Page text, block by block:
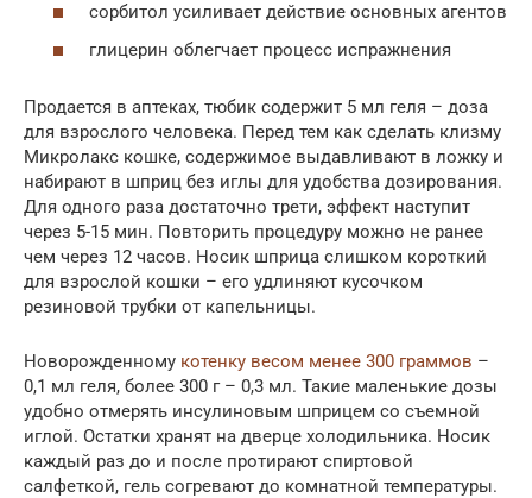
сорбитол усиливает действие основных агентов
глицерин облегчает процесс испражнения
Продается в аптеках, тюбик содержит 5 мл геля – доза
для взрослого человека. Перед тем как сделать клизму
Микролакс кошке, содержимое выдавливают в ложку и
набирают в шприц без иглы для удобства дозирования.
Для одного раза достаточно трети, эффект наступит
через 5-15 мин. Повторить процедуру можно не ранее
чем через 12 часов. Носик шприца слишком короткий
для взрослой кошки – его удлиняют кусочком
резиновой трубки от капельницы.
Новорожденному котенку весом менее 300 граммов –
0,1 мл геля, более 300 г – 0,3 мл. Такие маленькие дозы
удобно отмерять инсулиновым шприцем со съемной
иглой. Остатки хранят на дверце холодильника. Носик
каждый раз до и после протирают спиртовой
салфеткой, гель согревают до комнатной температуры.